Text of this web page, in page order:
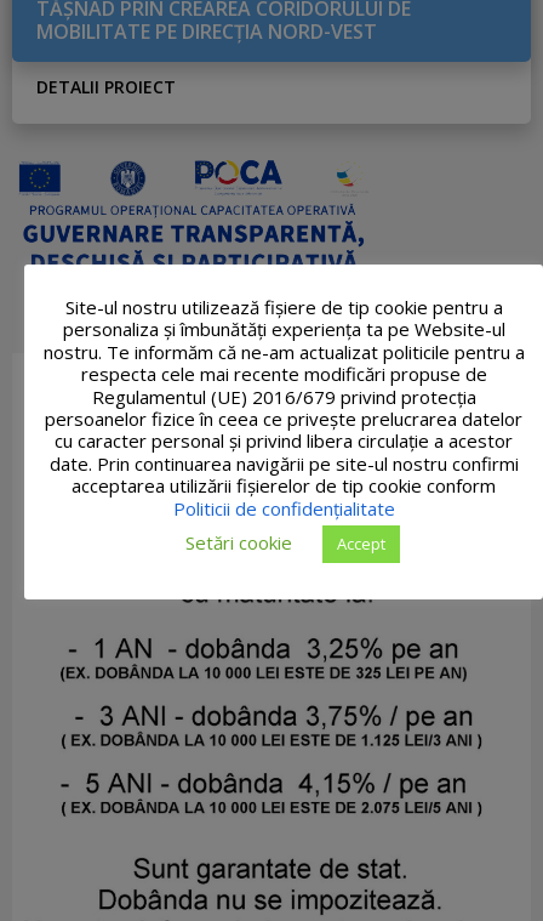
TĂŞNAD PRIN CREAREA CORIDORULUI DE
MOBILITATE PE DIRECŢIA NORD-VEST
DETALII PROIECT
Site-ul nostru utilizează fişiere de tip cookie pentru a
personaliza și îmbunătăți experiența ta pe Website-ul
nostru. Te informăm că ne-am actualizat politicile pentru a
respecta cele mai recente modificări propuse de
Regulamentul (UE) 2016/679 privind protecția
persoanelor fizice în ceea ce privește prelucrarea datelor
cu caracter personal și privind libera circulație a acestor
date. Prin continuarea navigării pe site-ul nostru confirmi
acceptarea utilizării fişierelor de tip cookie conform
Politicii de confidențialitate
Setări cookie
Accept